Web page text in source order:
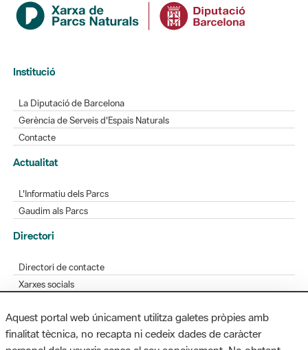
Institució
La Diputació de Barcelona
Gerència de Serveis d'Espais Naturals
Contacte
Actualitat
L'Informatiu dels Parcs
Gaudim als Parcs
Directori
Directori de contacte
Xarxes socials
Bústia de suggeriments
Opineu sobre els parcs
Aquest portal web únicament utilitza galetes pròpies amb
finalitat tècnica, no recapta ni cedeix dades de caràcter